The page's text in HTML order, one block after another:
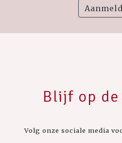
Blijf op
Volg onze sociale media